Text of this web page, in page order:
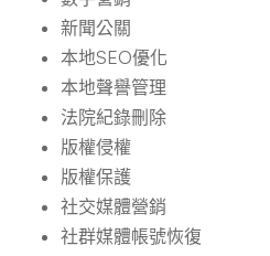
新聞公關
本地SEO優化
本地聲譽管理
法院紀錄刪除
版權侵權
版權保護
社交媒體營銷
社群媒體帳號恢復